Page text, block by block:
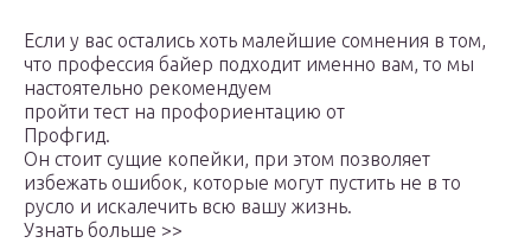
Если у вас остались хоть малейшие сомнения в том,
что профессия байер подходит именно вам, то мы
настоятельно рекомендуем
пройти тест на профориентацию от
Профгид.
Он стоит сущие копейки, при этом позволяет
избежать ошибок, которые могут пустить не в то
русло и искалечить всю вашу жизнь.
Узнать больше >>